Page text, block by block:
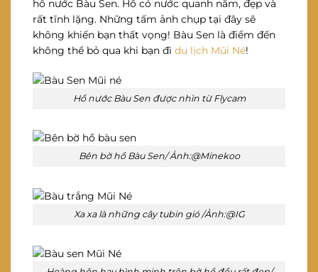
hồ nước Bàu Sen. Hồ có nước quanh năm, đẹp và
rất tĩnh lặng. Những tấm ảnh chụp tại đây sẽ
không khiến bạn thất vọng! Bàu Sen là điểm đến
không thể bỏ qua khi bạn đi du lịch Mũi Né!
Hồ nước Bàu Sen được nhìn từ Flycam
Bên bờ hồ Bàu Sen/ Ảnh:@Minekoo
Xa xa là những cây tubin gió /Ảnh:@IG